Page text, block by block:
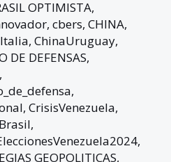
OPTIMISTA,
,cbers,CHINA,
,ChinaUruguay,
DE DEFENSAS,
,
,
,CrisisVenezuela,
,
,
GEOPOLITICAS,